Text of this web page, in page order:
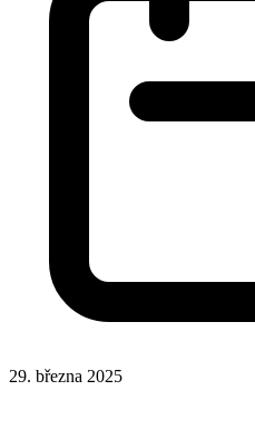
29. března 2025